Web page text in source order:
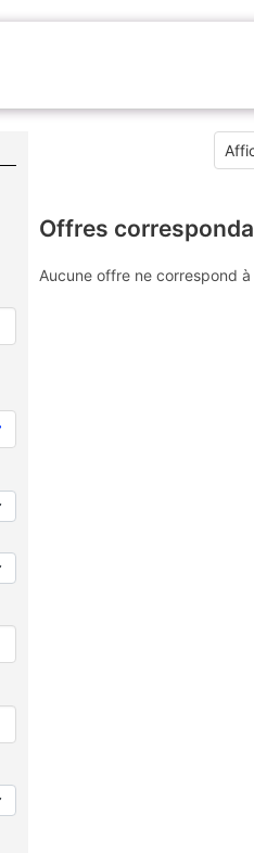
Offres
Aucune offre ne correspond